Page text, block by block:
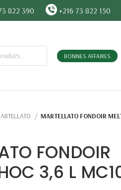
822 390 +216 73 822 150
BONNES AFFAIRES
MARTELLATO FONDOIR
FONDOIR
3,6 L